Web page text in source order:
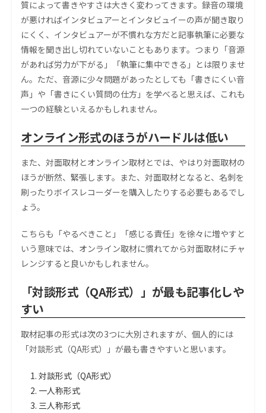
質によって書きやすさは大きく変わってきます。録音の環境
が悪ければインタビュアーとインタビュイーの声が聞き取り
にくく、インタビュアーが不慣れな方だと記事執筆に必要な
情報を聞き出し切れていないこともあります。つまり「音源
があれば労力が下がる」「執筆に集中できる」とは限りませ
ん。ただ、音源に少々問題があったとしても「書きにくい音
声」や「書きにくい質問の仕方」を学べると思えば、これも
一つの経験といえるかもしれません。
オンライン形式のほうがハードルは低い
また、対面取材とオンライン取材とでは、やはり対面取材の
ほうが断然、緊張します。また、対面取材となると、名刺を
刷ったりボイスレコーダーを購入したりする必要もあるでし
ょう。
こちらも「やるべきこと」「感じる責任」を徐々に増やすと
いう意味では、オンライン取材に慣れてから対面取材にチャ
レンジすると良いかもしれません。
「対談形式（QA形式）」が最も記事化しや
すい
取材記事の形式は次の3つに大別されますが、個人的には
「対談形式（QA形式）」が最も書きやすいと思います。
対談形式（QA形式）
一人称形式
三人称形式